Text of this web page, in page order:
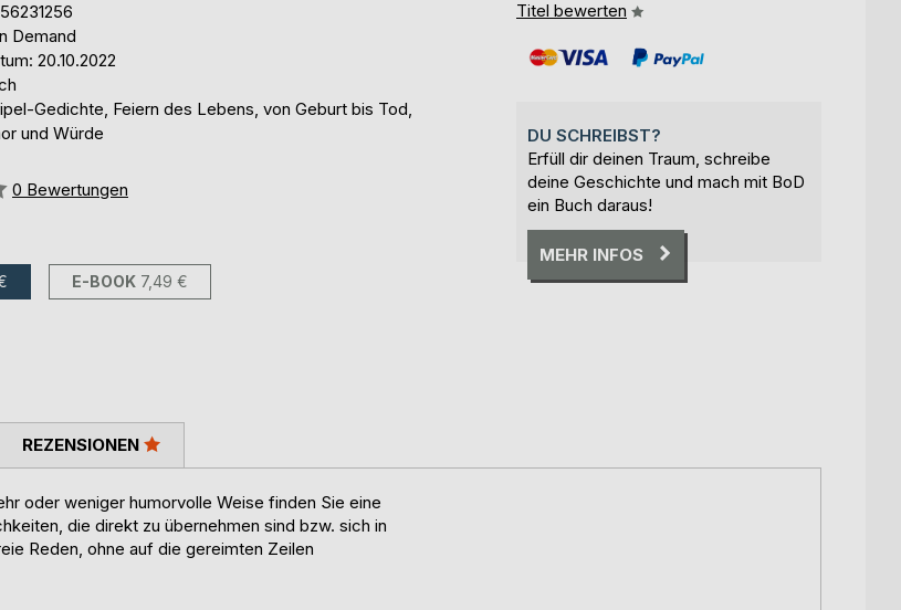
Demand
20.10.2022
Gedichte, Feiern des Lebens, von Geburt bis Tod,
und Würde
0 Bewertungen
E-BOOK 7,49 €
Titel bewerten
DU SCHREIBST?
Erfüll dir deinen Traum, schreibe
deine Geschichte und mach mit BoD
ein Buch daraus!
MEHR INFOS
oder weniger humorvolle Weise finden Sie eine
die direkt zu übernehmen sind bzw. sich in
Reden, ohne auf die gereimten Zeilen
REZENSIONEN